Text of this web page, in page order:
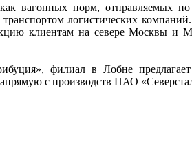
вагонных норм, отправляемых
логистических
клиентам на севере Москвы и
филиал в Лобне предлагает
с производств ПАО